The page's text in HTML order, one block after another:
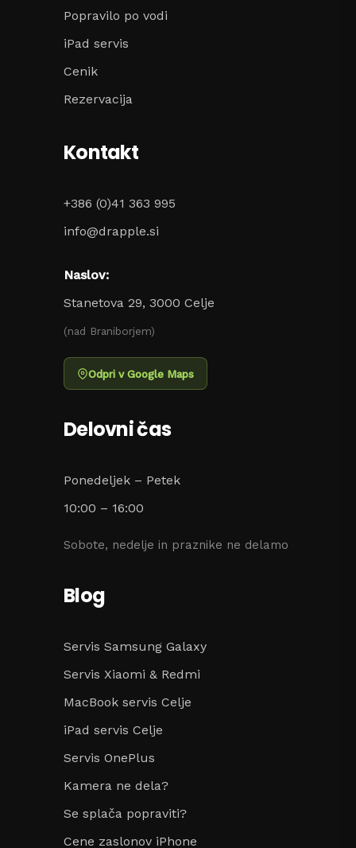
Popravilo po vodi
iPad servis
Cenik
Rezervacija
Kontakt
+386 (0)41 363 995
info@drapple.si
Naslov:
Stanetova 29, 3000 Celje
(nad Braniborjem)
Odpri v Google Maps
Delovni čas
Ponedeljek – Petek
10:00 – 16:00
Sobote, nedelje in praznike ne delamo
Blog
Servis Samsung Galaxy
Servis Xiaomi & Redmi
MacBook servis Celje
iPad servis Celje
Servis OnePlus
Kamera ne dela?
Se splača popraviti?
Cene zaslonov iPhone